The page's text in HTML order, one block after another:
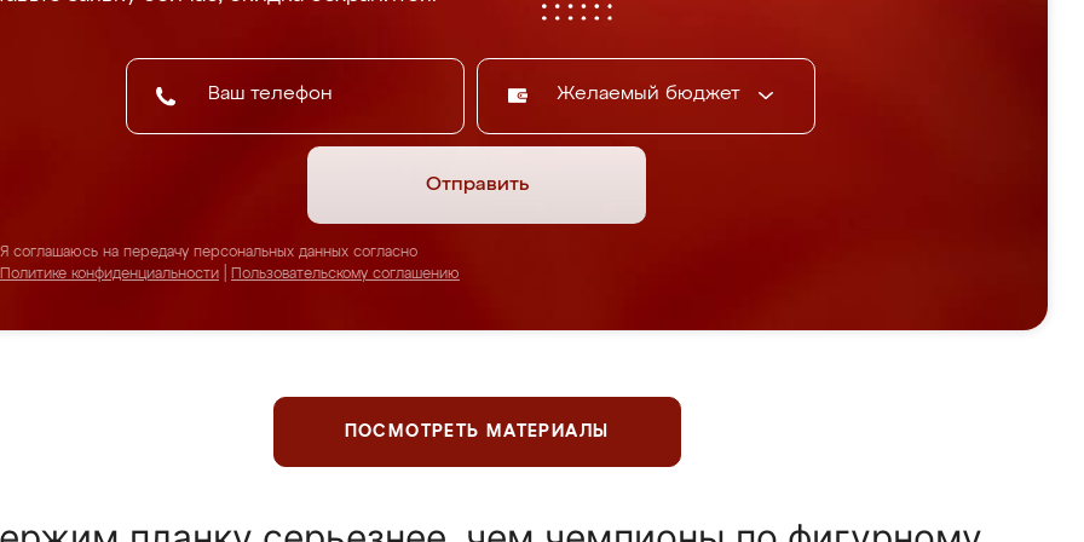
Желаемый бюджет
Отправить
Я соглашаюсь на передачу персональных данных согласно
Политике конфиденциальности
Пользовательскому соглашению
ПОСМОТРЕТЬ МАТЕРИАЛЫ